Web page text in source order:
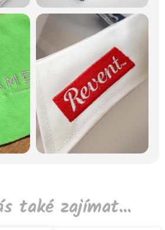
také zajímat...